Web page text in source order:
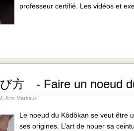
professeur certifié. Les vidéos et
方 - Faire un noeud
,Arts Martiaux
Le noeud du Kôdôkan se veut être
ses origines. L’art de nouer sa